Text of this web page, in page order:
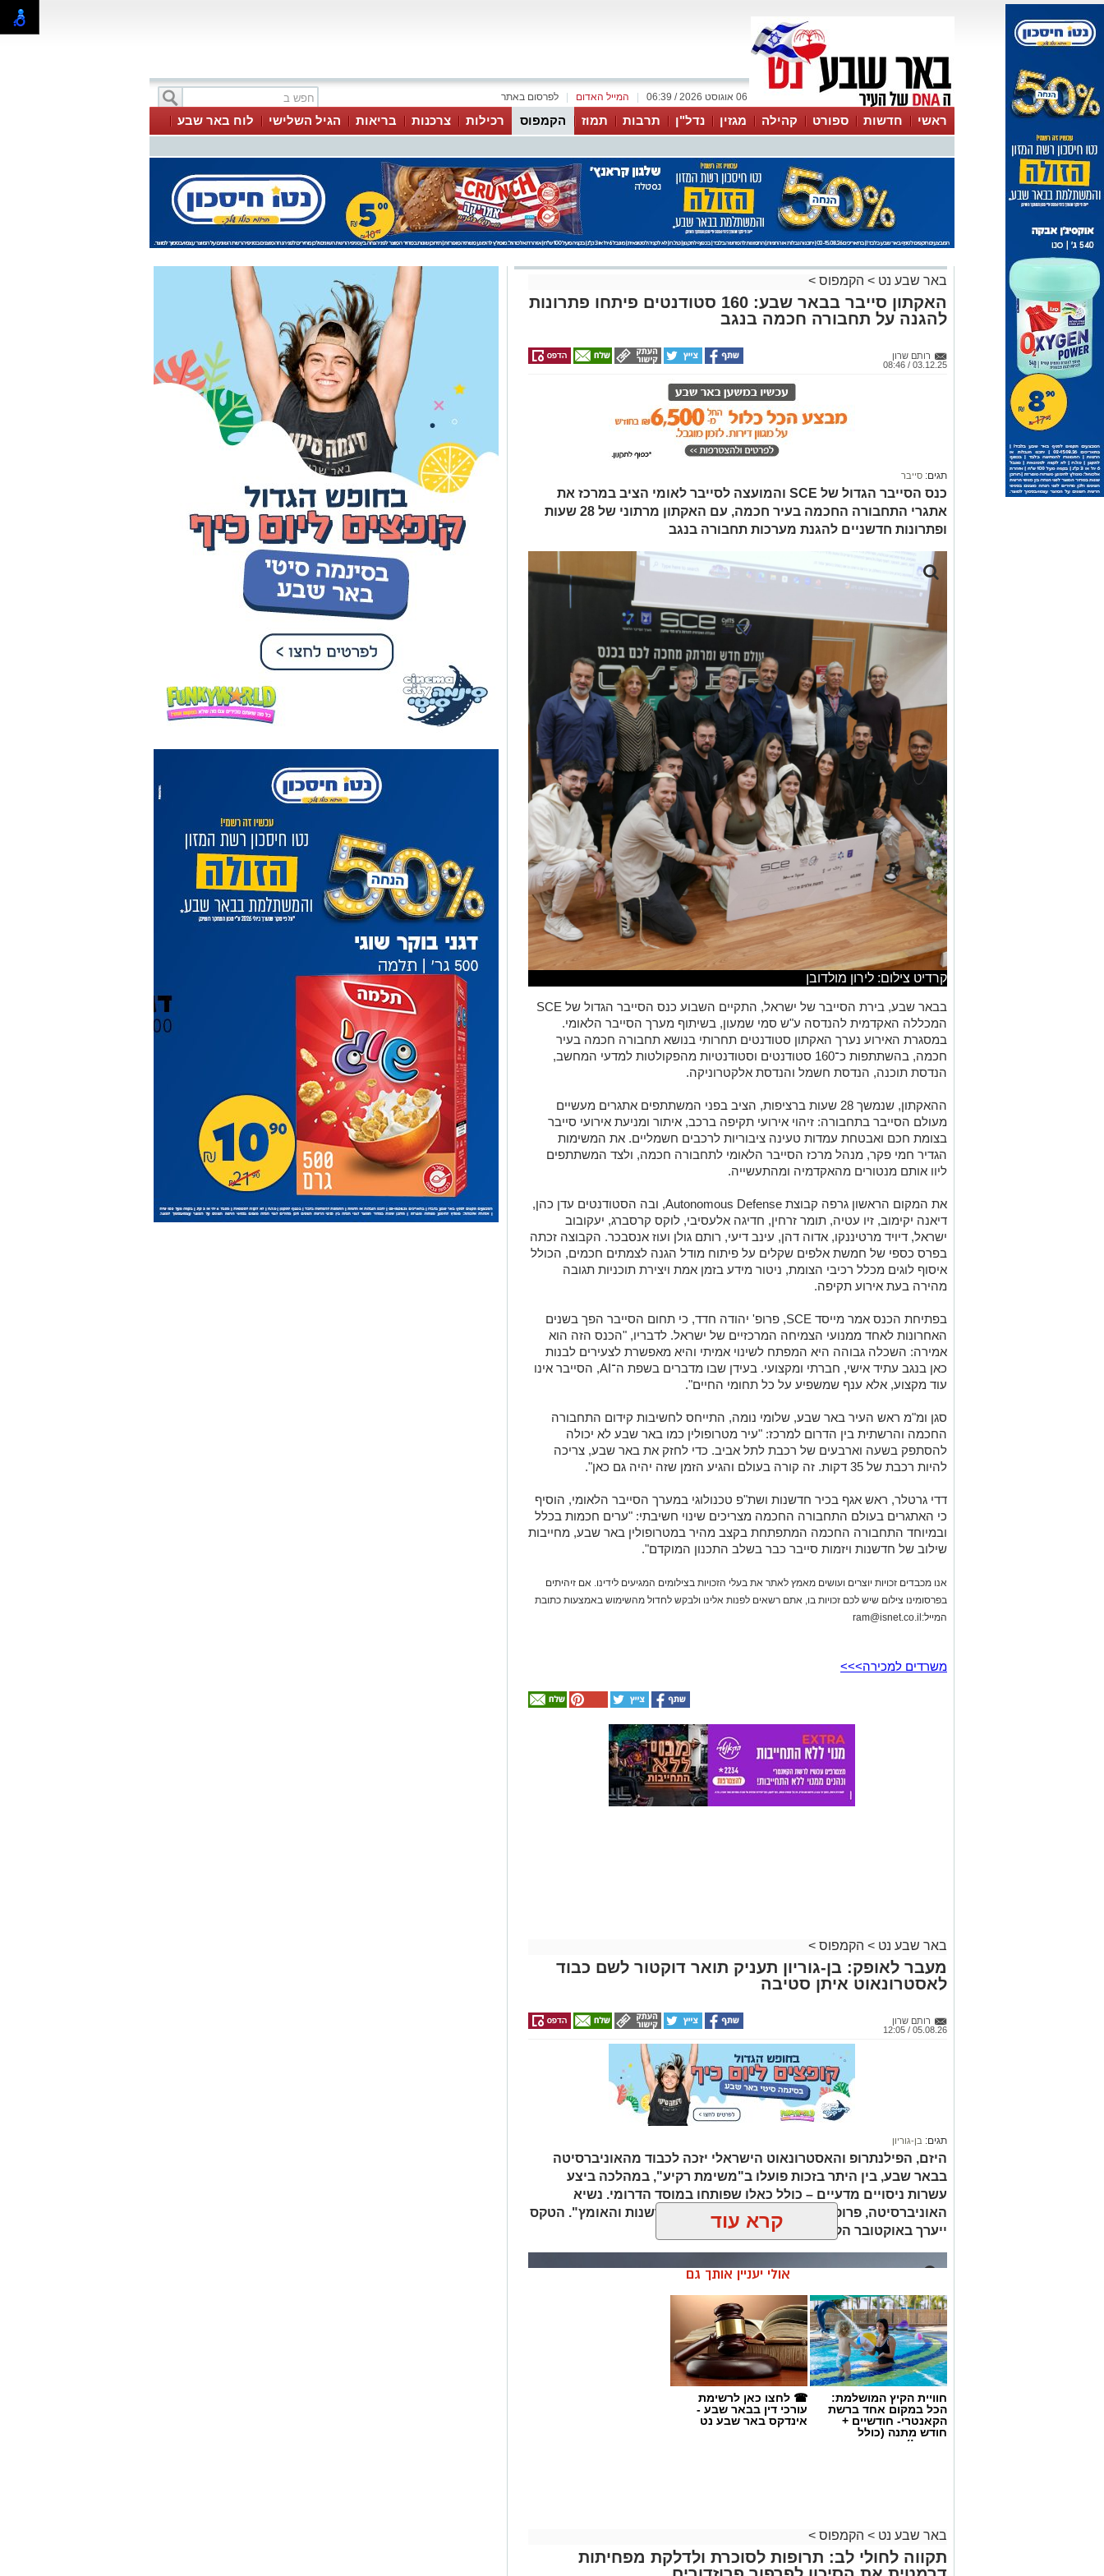
לפרסום באתר המייל האדום 06 אוגוסט 2026 / 06:39
ראשי חדשות ספורט קהילה מגזין נדל"ן תרבות תמוז הקמפוס רכילות צרכנות בריאות הגיל השלישי
לוח באר שבע
באר שבע נט > הקמפוס >
האקתון סייבר בבאר שבע: 160 סטודנטים פיתחו פתרונות
להגנה על תחבורה חכמה בנגב
רותם שרון
03.12.25 / 08:46
תגים: סייבר
כנס הסייבר הגדול של SCE והמועצה לסייבר לאומי הציב במרכז את
אתגרי התחבורה החכמה בעיר חכמה, עם האקתון מרתוני של 28 שעות
ופתרונות חדשניים להגנת מערכות תחבורה בנגב
קרדיט צילום: לירון מולדובן
בבאר שבע, בירת הסייבר של ישראל, התקיים השבוע כנס הסייבר הגדול של SCE
המכללה האקדמית להנדסה ע"ש סמי שמעון, בשיתוף מערך הסייבר הלאומי.
במסגרת האירוע נערך האקתון סטודנטים תחרותי בנושא תחבורה חכמה בעיר
חכמה, בהשתתפות כ־160 סטודנטים וסטודנטיות מהפקולטות למדעי המחשב,
הנדסת תוכנה, הנדסת חשמל והנדסת אלקטרוניקה.
ההאקתון, שנמשך 28 שעות ברציפות, הציב בפני המשתתפים אתגרים מעשיים
מעולם הסייבר בתחבורה: זיהוי אירועי תקיפה ברכב, איתור ומניעת אירועי סייבר
בצומת חכם ואבטחת עמדות טעינה ציבוריות לרכבים חשמליים. את המשימות
הגדיר חמי פקר, מנהל מרכז הסייבר הלאומי לתחבורה חכמה, ולצד המשתתפים
ליוו אותם מנטורים מהאקדמיה ומהתעשייה.
את המקום הראשון גרפה קבוצת Autonomous Defense, ובה הסטודנטים עדן כהן,
דיאנה יקימוב, זיו עטיה, תומר זרחין, חדיגה אלעסיבי, לוקס קרסברג, יעקובוב
ישראל, דיויד מרטיננקו, אדוה דהן, עינב דיעי, רותם גולן ועוז אנסבכר. הקבוצה זכתה
בפרס כספי של חמשת אלפים שקלים על פיתוח מודל הגנה לצמתים חכמים, הכולל
איסוף לוגים מכלל רכיבי הצומת, ניטור מידע בזמן אמת ויצירת תוכניות תגובה
מהירה בעת אירוע תקיפה.
בפתיחת הכנס אמר מייסד SCE, פרופ' יהודה חדד, כי תחום הסייבר הפך בשנים
האחרונות לאחד ממנועי הצמיחה המרכזיים של ישראל. לדבריו, "הכנס הזה הוא
אמירה: השכלה גבוהה היא המפתח לשינוי אמיתי והיא מאפשרת לצעירים לבנות
כאן בנגב עתיד אישי, חברתי ומקצועי. בעידן שבו מדברים בשפת ה־AI, הסייבר אינו
עוד מקצוע, אלא ענף שמשפיע על כל תחומי החיים".
סגן ומ"מ ראש העיר באר שבע, שלומי נומה, התייחס לחשיבות קידום התחבורה
החכמה והרשתית בין הדרום למרכז: "עיר מטרופולין כמו באר שבע לא יכולה
להסתפק בשעה וארבעים של רכבת לתל אביב. כדי לחזק את באר שבע, צריכה
להיות רכבת של 35 דקות. זה קורה בעולם והגיע הזמן שזה יהיה גם כאן".
דדי גרטלר, ראש אגף בכיר חדשנות ושת"פ טכנולוגי במערך הסייבר הלאומי, הוסיף
כי האתגרים בעולם התחבורה החכמה מצריכים שינוי חשיבתי: "ערים חכמות בכלל
ובמיוחד התחבורה החכמה המתפתחת בקצב מהיר במטרופולין באר שבע, מחייבות
שילוב של חדשנות ויזמות סייבר כבר בשלב התכנון המוקדם".
אנו מכבדים זכויות יוצרים ועושים מאמץ לאתר את בעלי הזכויות בצילומים המגיעים לידינו. אם זיהיתים
בפרסומינו צילום שיש לכם זכויות בו, אתם רשאים לפנות אלינו ולבקש לחדול מהשימוש באמצעות כתובת
המייל: ram@isnet.co.il
משרדים למכירה>>>
באר שבע נט > הקמפוס >
מעבר לאופק: בן-גוריון תעניק תואר דוקטור לשם כבוד
לאסטרונאוט איתן סטיבה
רותם שרון
05.08.26 / 12:05
תגים: בן-גוריון
היזם, הפילנתרופ והאסטרונאוט הישראלי יזכה לכבוד מהאוניברסיטה
בבאר שבע, בין היתר בזכות פועלו ב"משימת רקיע", במהלכה ביצע
עשרות ניסויים מדעיים – כולל כאלו שפותחו במוסד הדרומי. נשיא
האוניברסיטה, פרופ' חיימוביץ: "מגלם את רוח החדשנות והאומץ". הטקס
ייערך באוקטובר הקרוב.
קרא עוד
אולי יעניין אותך גם
חוויית הקיץ המושלמת:
הכל במקום אחד ברשת
הקאנטרי- חודשיים +
חודש מתנה (כולל
החגים!)
☎ לחצו כאן לרשימת
עורכי דין בבאר שבע -
אינדקס באר שבע נט
באר שבע נט > הקמפוס >
תקווה לחולי לב: תרופות לסוכרת ולדלקת מפחיתות